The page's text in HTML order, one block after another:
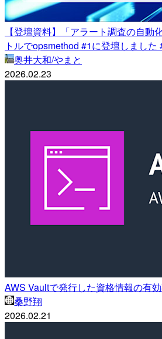
【登壇資料】「アラート調査の自動
トルでopsmethod #1に登壇しました
奥井大和/やまと
2026.02.23
AWS Vaultで発行した資格情報の有
桑野翔
2026.02.21